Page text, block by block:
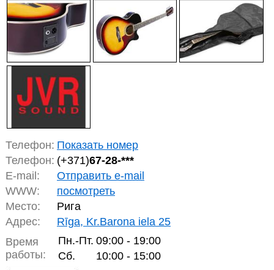
Телефон: Показать номер
Телефон: (+371)67-28-***
E-mail:
Отправить e-mail
WWW:
посмотреть
Место:
Рига
Адрес:
Rīga, Kr.Barona iela 25
Время
работы:
Пн.-Пт. 09:00 - 19:00
Сб.
10:00 - 15:00